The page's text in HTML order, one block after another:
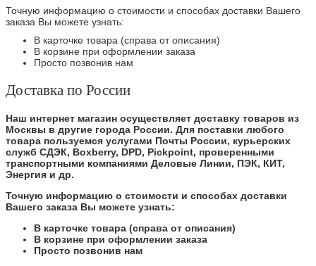
Точную информацию о стоимости и способах доставки Вашего
заказа Вы можете узнать:
В карточке товара (справа от описания)
В корзине при оформлении заказа
Просто позвонив нам
Доставка по России
Наш интернет магазин осуществляет доставку товаров из
Москвы в другие города России. Для поставки любого
товара пользуемся услугами Почты России, курьерских
служб СДЭК, Boxberry, DPD, Pickpoint, проверенными
транспортными компаниями Деловые Линии, ПЭК, КИТ,
Энергия и др.
Точную информацию о стоимости и способах доставки
Вашего заказа Вы можете узнать:
В карточке товара (справа от описания)
В корзине при оформлении заказа
Просто позвонив нам